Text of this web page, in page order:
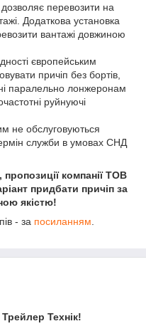
перевозити на
Додаткова установка
вантажі довжиною
європейським
причіп без бортів,
паралельно лонжеронам
руйнуючі
не обслуговуються
служби в умовах СНД
компанії ТОВ
придбати причіп за
якістю!
- за посиланням
Технік!